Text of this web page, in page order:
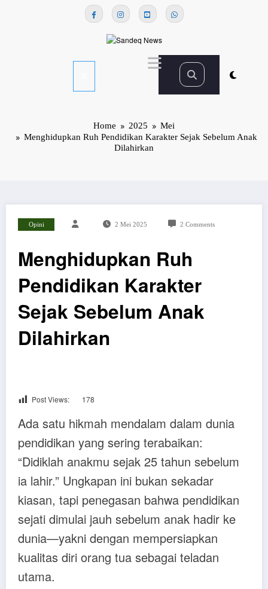
Home 2025
Mei
Menghidupkan Ruh Pendidikan Karakter Sejak Sebelum Anak
Dilahirkan
Opini 2 Mei 2025 2 Comments
Menghidupkan Ruh
Pendidikan Karakter
Sejak Sebelum Anak
Dilahirkan
Post Views: 178
Ada satu hikmah mendalam dalam dunia
pendidikan yang sering terabaikan:
“Didiklah anakmu sejak 25 tahun sebelum
ia lahir.” Ungkapan ini bukan sekadar
kiasan, tapi penegasan bahwa pendidikan
sejati dimulai jauh sebelum anak hadir ke
dunia—yakni dengan mempersiapkan
kualitas diri orang tua sebagai teladan
utama.